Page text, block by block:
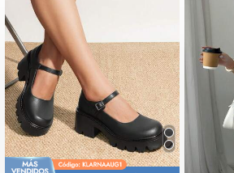
4.73 95 Seguidores
4.73 95 Seguidores
4.73 95 Seguidores